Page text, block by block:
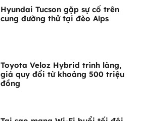
Hyundai Tucson gặp sự cố trên
cung đường thử tại đèo Alps
Toyota Veloz Hybrid trình làng,
giá quy đổi từ khoảng 500 triệu
đồng